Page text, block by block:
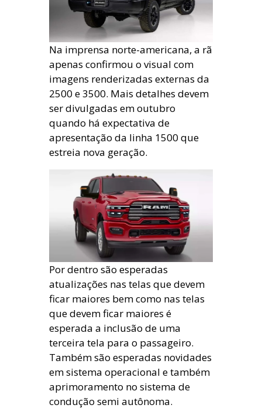
Na imprensa norte-americana, a rã
apenas confirmou o visual com
imagens renderizadas externas da
2500 e 3500. Mais detalhes devem
ser divulgadas em outubro
quando há expectativa de
apresentação da linha 1500 que
estreia nova geração.
Por dentro são esperadas
atualizações nas telas que devem
ficar maiores bem como nas telas
que devem ficar maiores é
esperada a inclusão de uma
terceira tela para o passageiro.
Também são esperadas novidades
em sistema operacional e também
aprimoramento no sistema de
condução semi autônoma.